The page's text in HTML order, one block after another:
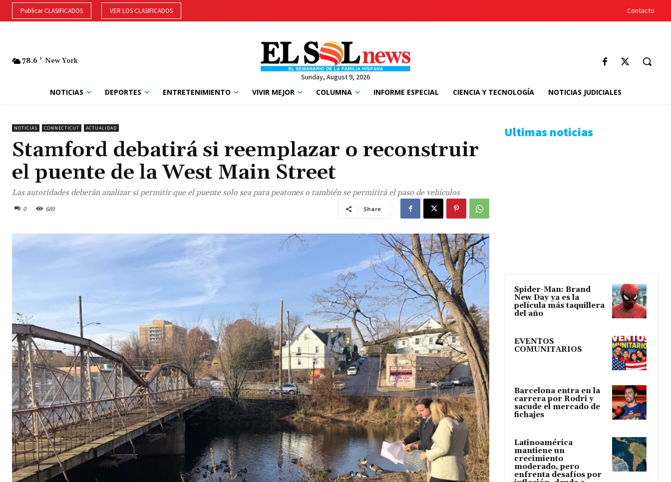
Publicar CLASIFICADOS VER LOS CLASIFICADOS Contacto
78.6 F New York
Sunday, August 9, 2026
NOTICIAS DEPORTES ENTRETENIMIENTO VIVIR MEJOR COLUMNA INFORME ESPECIAL CIENCIA Y TECNOLOGÍA NOTICIAS JUDICIALES
NOTICIAS CONNECTICUT ACTUALIDAD
Stamford debatirá si reemplazar o reconstruir
el puente de la West Main Street
Las autoridades deberán analizar si permitir que el puente solo sea para peatones o también se permitirá el paso de vehículos
0 689 Share
Ultimas noticias
Spider-Man: Brand
New Day ya es la
película más taquillera
del año
EVENTOS
COMUNITARIOS
Barcelona entra en la
carrera por Rodri y
sacude el mercado de
fichajes
Latinoamérica
mantiene un
crecimiento
moderado, pero
enfrenta desafíos por